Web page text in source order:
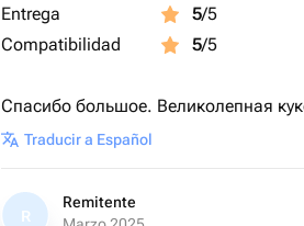
Entrega
5/5
Compatibilidad
5/5
Спасибо большое. Великолепная
Traducir a Español
R
Remitente